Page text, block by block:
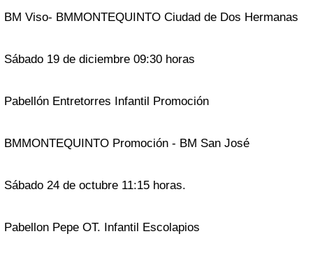
BM Viso- BMMONTEQUINTO Ciudad de Dos Hermanas
Sábado 19 de diciembre 09:30 horas
Pabellón Entretorres Infantil Promoción
BMMONTEQUINTO Promoción - BM San José
Sábado 24 de octubre 11:15 horas.
Pabellon Pepe OT. Infantil Escolapios